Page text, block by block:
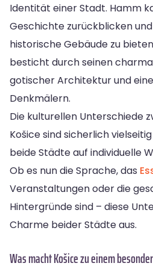
Identität einer Stadt. Hamm
Geschichte zurückblicken
historische Gebäude zu
besticht durch seinen
gotischer Architektur und
Denkmälern.
Die kulturellen Unterschiede
Košice sind sicherlich
beide Städte auf individuelle
Ob es nun die Sprache, das
Veranstaltungen oder die
Hintergründe sind – diese
Charme beider Städte aus.
Was macht Košice zu einem